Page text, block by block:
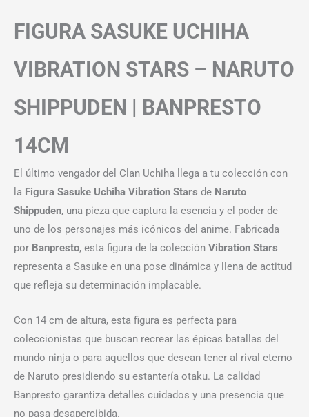
FIGURA SASUKE UCHIHA
VIBRATION STARS – NARUTO
SHIPPUDEN | BANPRESTO
14CM
El último vengador del Clan Uchiha llega a tu colección con
la Figura Sasuke Uchiha Vibration Stars de Naruto
Shippuden, una pieza que captura la esencia y el poder de
uno de los personajes más icónicos del anime. Fabricada
por Banpresto, esta figura de la colección Vibration Stars
representa a Sasuke en una pose dinámica y llena de actitud
que refleja su determinación implacable.
Con 14 cm de altura, esta figura es perfecta para
coleccionistas que buscan recrear las épicas batallas del
mundo ninja o para aquellos que desean tener al rival eterno
de Naruto presidiendo su estantería otaku. La calidad
Banpresto garantiza detalles cuidados y una presencia que
no pasa desapercibida.